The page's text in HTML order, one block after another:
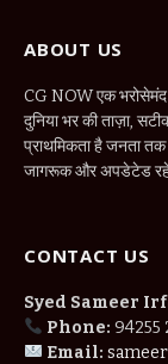
ABOUT US
CG NOW एक भरोसेमंद
दुनिया भर की ताज़ा,
प्राथमिकता है जनता तक
जागरूक और अपडेटेड
CONTACT US
Syed Sameer
Phone: 94255
Email: